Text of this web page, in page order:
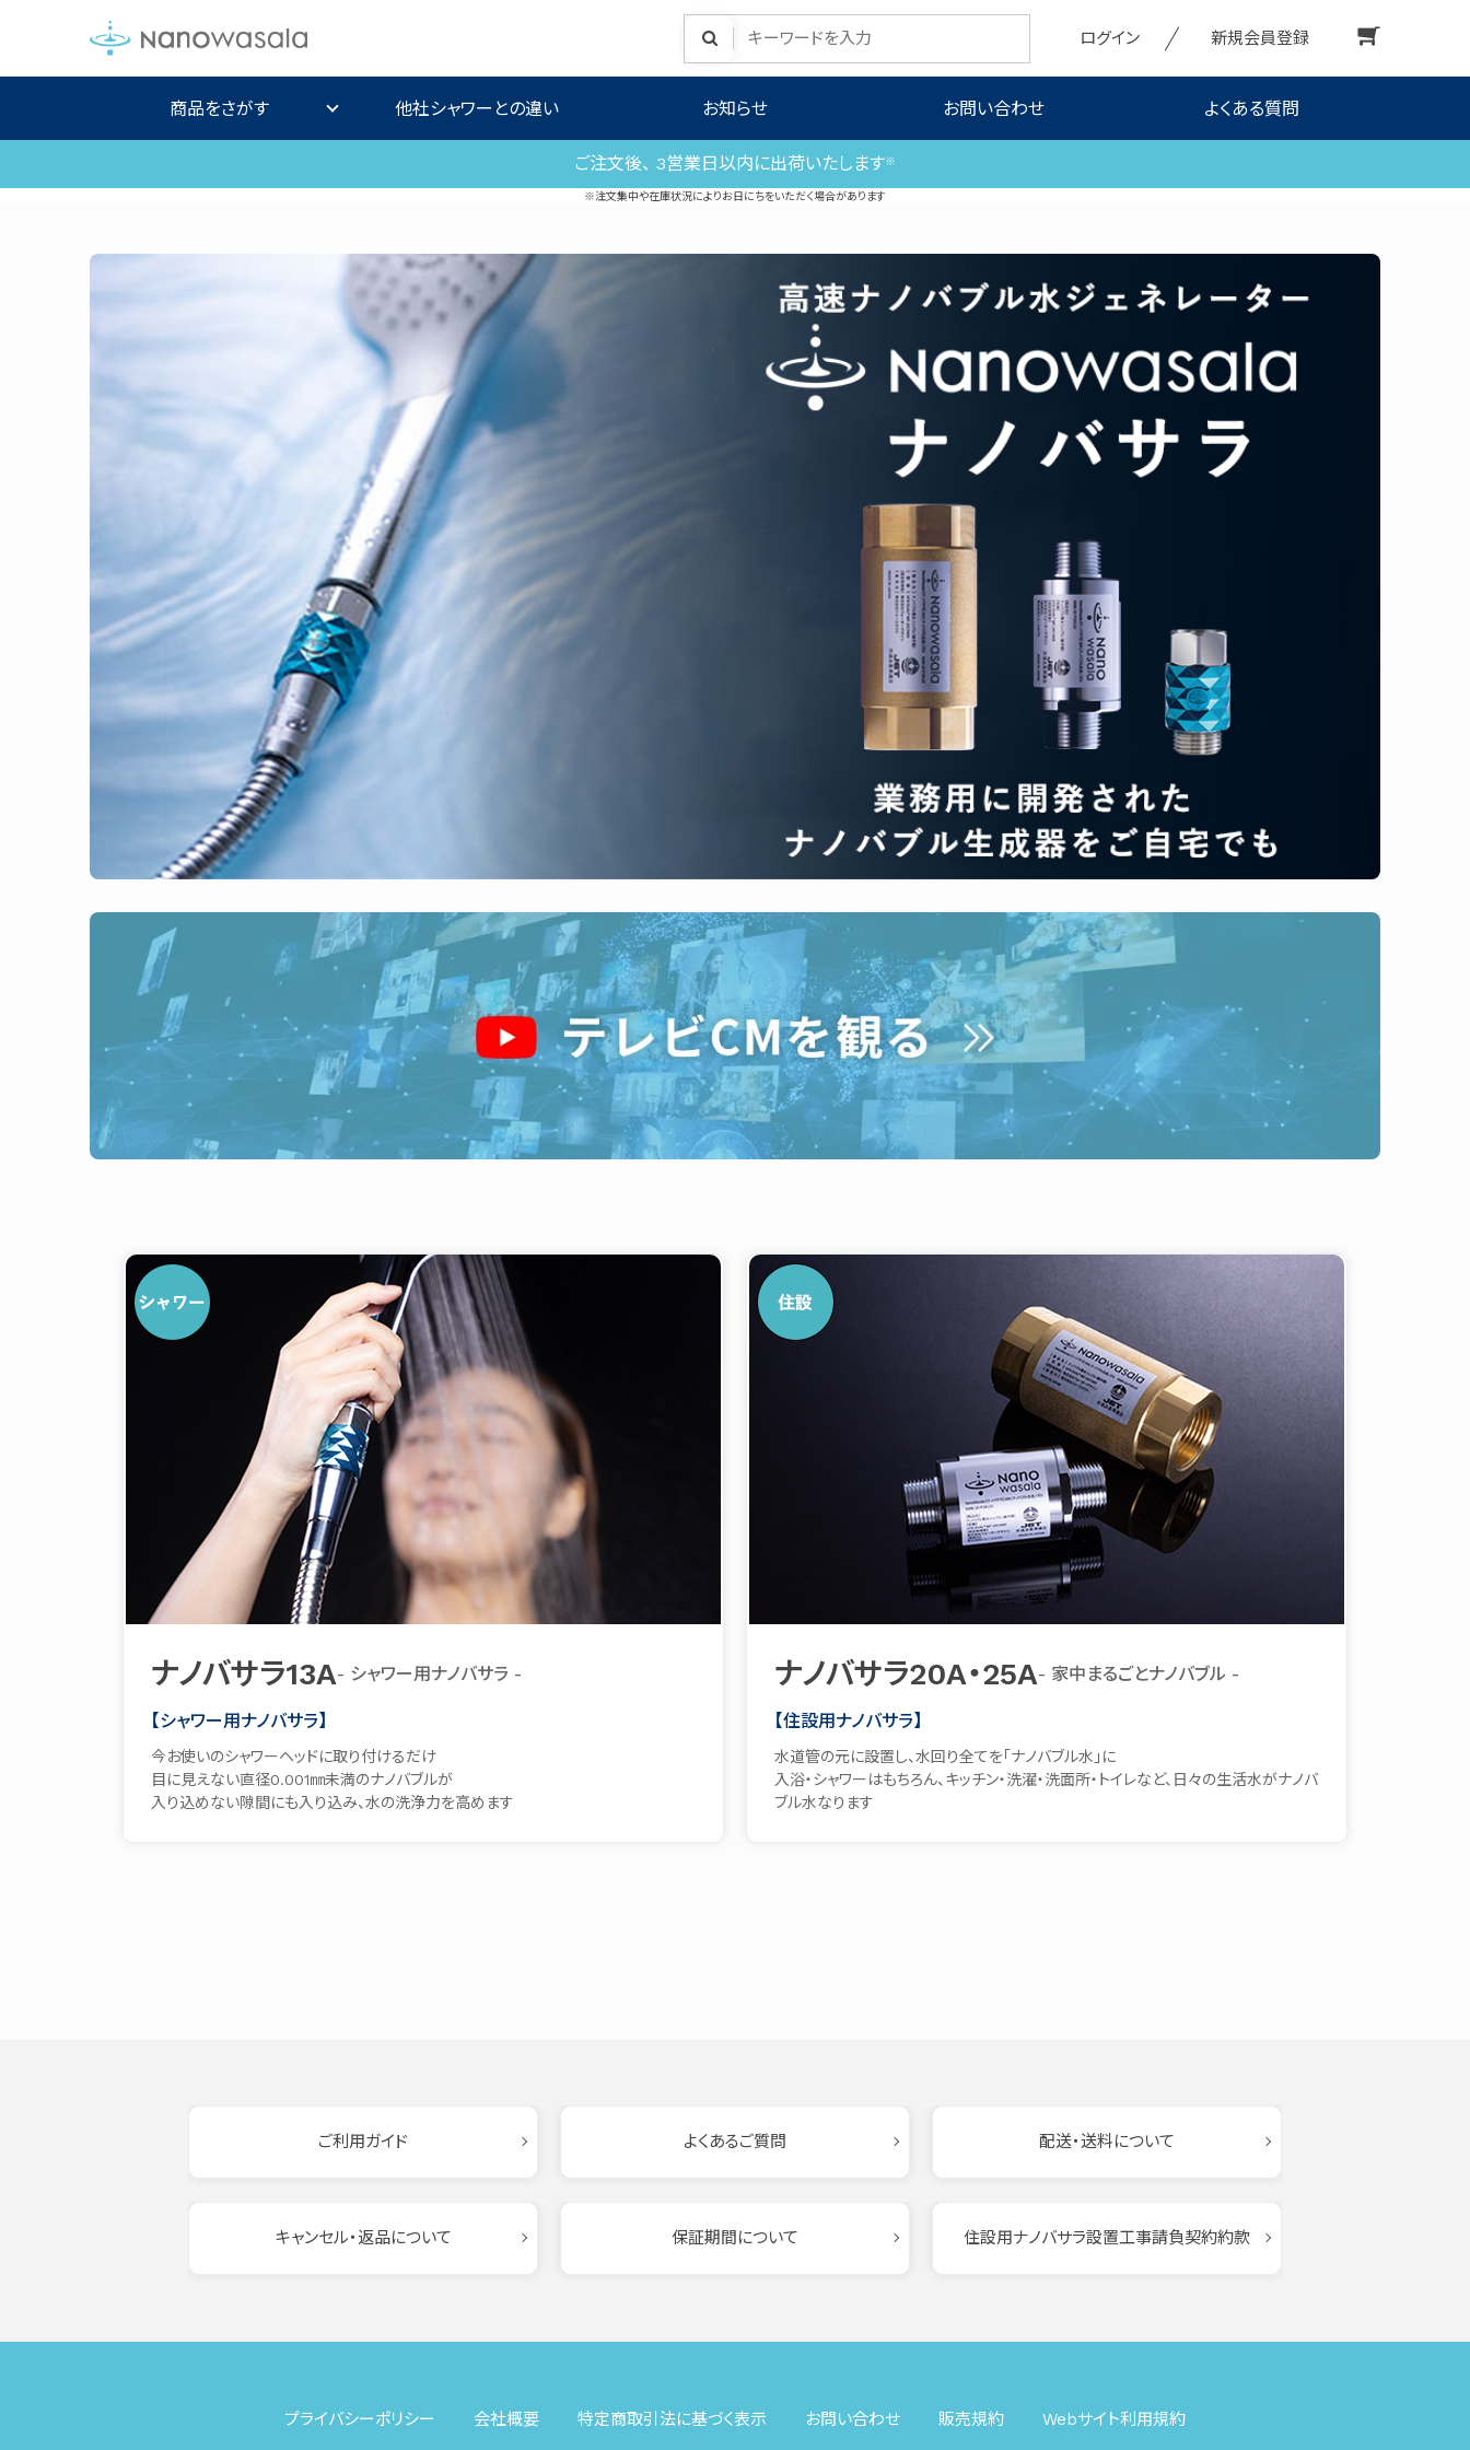
ログイン 新規会員登録
商品をさがす 他社シャワーとの違い お知らせ お問い合わせ よくある質問
ご注文後、 3営業日以内に出荷いたします※
※注文集中や在庫状況によりお日にちをいただく場合があります
ナノバサラ13A- シャワー用ナノバサラ -
【シャワー用ナノバサラ】
今お使いのシャワーヘッドに取り付けるだけ
目に見えない直径0.001㎜未満のナノバブルが
入り込めない隙間にも入り込み、水の洗浄力を高めます
ナノバサラ20A・25A- 家中まるごとナノバブル -
【住設用ナノバサラ】
水道管の元に設置し、水回り全てを「ナノバブル水」に
入浴・シャワーはもちろん、キッチン・洗濯・洗面所・トイレなど、日々の生活水がナノバ
ブル水なります
ご利用ガイド よくあるご質問 配送・送料について
キャンセル・返品について 保証期間について 住設用ナノバサラ設置工事請負契約約款
プライバシーポリシー 会社概要 特定商取引法に基づく表示 お問い合わせ 販売規約 Webサイト利用規約